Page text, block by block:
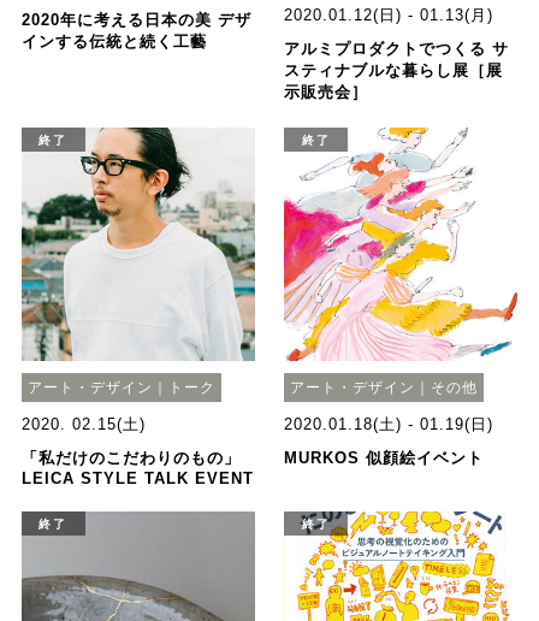
2020年に考える日本の美 デザ
インする伝統と続く工藝
2020.01.12(日) - 01.13(月)
アルミプロダクトでつくる サ
スティナブルな暮らし展［展
示販売会］
終了
アート・デザイン｜トーク
2020. 02.15(土)
「私だけのこだわりのもの」
LEICA STYLE TALK EVENT
終了
アート・デザイン｜その他
2020.01.18(土) - 01.19(日)
MURKOS 似顔絵イベント
終了 終了